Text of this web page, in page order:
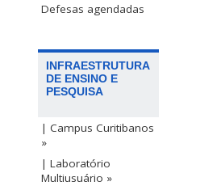
Defesas agendadas
INFRAESTRUTURA
DE ENSINO E
PESQUISA
| Campus Curitibanos
»
| Laboratório
Multiusuário »